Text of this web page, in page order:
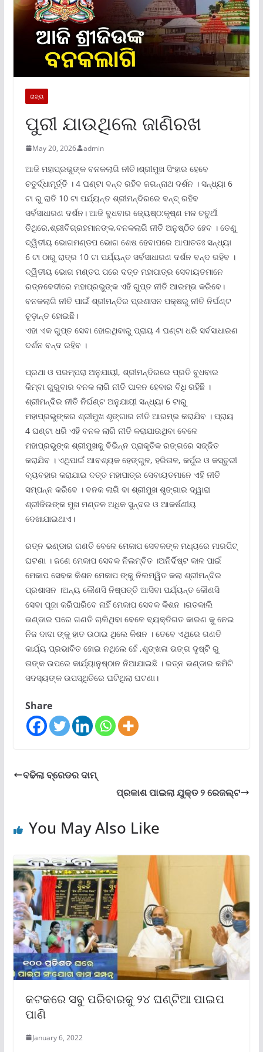
ରାଜ୍ୟ
ପୁରୀ ଯାଉଥିଲେ ଜାଣିରଖ
May 20, 2026 admin
ଆଜି ମହାପ୍ରଭୁଙ୍କ ବନକଲାଗି ନୀତି।ଶ୍ରୀମୁଖ ସିଂହାର ହେବେ
ଚତୁର୍ଦ୍ଧାମୂର୍ତ୍ତି । 4 ଘଣ୍ଟା ବନ୍ଦ ରହିବ ଜଗନ୍ନାଥ ଦର୍ଶନ । ସନ୍ଧ୍ୟା 6
ଟା ରୁ ରାତି 10 ଟା ପର୍ଯ୍ୟନ୍ତ ଶ୍ରୀମନ୍ଦିରରେ ବନ୍ଦ୍ ରହିବ
ସର୍ବସାଧାରଣ ଦର୍ଶନ। ଆଜି ବୁଧବାର ଜ୍ୟେଷ୍ଠ:କୃଷ୍ଣ ମଳ ଚତୁର୍ଥୀ
ତିଥିରେ,ଶ୍ରୀବିଗ୍ରହମାନଙ୍କ,ବନକଲାଗି ନୀତି ଅନୁଷ୍ଠିତ ହେବ । ତେଣୁ
ଦ୍ୱିତୀୟ ଭୋଗମଣ୍ଡପ ଭୋଗ ଶେଷ ହେବାପରେ ଆପାତତଃ ସନ୍ଧ୍ୟା
6 ଟା ଠାରୁ ରାତ୍ର 10 ଟା ପର୍ଯ୍ୟନ୍ତ ସର୍ବସାଧାରଣ ଦର୍ଶନ ବନ୍ଦ ରହିବ ।
ଦ୍ୱିତୀୟ ଭୋଗ ମଣ୍ତପ ପରେ ଦତ୍ତ ମହାପାତ୍ର ସେବାୟତମାନେ
ରତ୍ନବେଦୀରେ ମହାପ୍ରଭୁଙ୍କ ଏହି ଗୁପ୍ତ ନୀତି ଆରମ୍ଭ କରିବେ।
ବନକଲାଗି ନୀତି ପାଇଁ ଶ୍ରୀମନ୍ଦିର ପ୍ରଶାସନ ପକ୍ଷରୁ ନୀତି ନିର୍ଘଣ୍ଟ
ଚୂଡ଼ାନ୍ତ ହୋଇଛି।
ଏହା ଏକ ଗୁପ୍ତ ସେବା ହୋଇଥିବାରୁ ପ୍ରାୟ 4 ଘଣ୍ଟା ଧରି ସର୍ବସାଧାରଣ
ଦର୍ଶନ ବନ୍ଦ ରହିବ ।
ପ୍ରଥା ଓ ପରମ୍ପରା ଅନୁଯାୟୀ, ଶ୍ରୀମନ୍ଦିରରେ ପ୍ରତି ବୁଧବାର
କିମ୍ବା ଗୁରୁବାର ବନକ ଲାଗି ନୀତି ପାଳନ ହେବାର ବିଧି ରହିଛି ।
ଶ୍ରୀମନ୍ଦିର ନୀତି ନିର୍ଘଣ୍ଟ ଅନୁଯାୟୀ ସନ୍ଧ୍ୟା 6 ଟାରୁ
ମହାପ୍ରଭୁଙ୍କର ଶ୍ରୀମୁଖ ଶୃଙ୍ଗାର ନୀତି ଆରମ୍ଭ କରାଯିବ । ପ୍ରାୟ
4 ଘଣ୍ଟା ଧରି ଏହି ବନକ ଲାଗି ନୀତି କରାଯାଉଥିବା ବେଳେ
ମହାପ୍ରଭୁଙ୍କ ଶ୍ରୀମୁଖକୁ ବିଭିନ୍ନ ପ୍ରାକୃତିକ ରଙ୍ଗରେ ସଜ୍ଜିତ
କରାଯିବ । ଏଥିପାଇଁ ଆବଶ୍ୟକ ହେଙ୍ଗୁଳ, ହରିତାଳ, କର୍ପୁର ଓ କସ୍ତୁରୀ
ବ୍ୟବହାର କରାଯାଇ ଦତ୍ତ ମହାପାତ୍ର ସେବାୟତମାନେ ଏହି ନୀତି
ସମ୍ପନ୍ନ କରିବେ । ବନକ ଲାଗି ବା ଶ୍ରୀମୁଖ ଶୃଙ୍ଗାର ଦ୍ୱାରା
ଶ୍ରୀଜିଉଙ୍କ ମୁଖ ମଣ୍ତଳ ଅଧିକ ସୁନ୍ଦର ଓ ଆକର୍ଷଣୀୟ
ଦେଖାଯାଇଥାଏ।
ରତ୍ନ ଭଣ୍ଡାର ଗଣତି ବେଳେ ମେକାପ ସେବକଙ୍କ ମଧ୍ୟରେ ମାରପିଟ୍
ଘଟଣା । ଜଣେ ମେକାପ ସେବକ ନିଲମ୍ବିତ ।ଅନିର୍ଦିଷ୍ଟ କାଳ ପାଇଁ
ମେକାପ ସେବକ କିଶନ ମେକାପ ଙ୍କୁ ନିଲମ୍ୱିତ କଲା ଶ୍ରୀମନ୍ଦିର
ପ୍ରଶାସନ ।ଅନ୍ୟ କୌଣସି ନିଷ୍ପତ୍ତି ଆସିବା ପର୍ଯ୍ୟନ୍ତ କୌଣସି
ସେବା ପୂଜା କରିପାରିବେ ନାହିଁ ମେକାପ ସେବକ କିଶନ ।ଗତକାଲି
ଭଣ୍ଡାର ଘରେ ଗଣତି ଚାଲିଥିବା ବେଳେ ବ୍ୟକ୍ତିଗତ କାରଣ କୁ ନେଇ
ନିଜ ଦାଦା ଙ୍କୁ ହାତ ଉଠାଇ ଥିଲେ କିଶନ । ତେବେ ଏଥିରେ ଗଣତି
କାର୍ଯ୍ୟ ପ୍ରଭାବିତ ହୋଇ ନଥିଲେ ହେଁ ,ଶୃଙ୍ଖଳା ଭଙ୍ଗ ଦୃଷ୍ଟି ରୁ
ତାଙ୍କ ଉପରେ କାର୍ଯ୍ୟାନୁଷ୍ଠାନ ନିଆଯାଇଛି । ରତ୍ନ ଭଣ୍ଡାର କମିଟି
ସଦସ୍ୟଙ୍କ ଉପସ୍ଥିତିରେ ଘଟିଥିଲା ଘଟଣା।
Share
ବଢିଲା ବ୍ରେଡର ଦାମ୍
ପ୍ରକାଶ ପାଇଲା ଯୁକ୍ତ ୨ ରେଜଲ୍ଟ
You May Also Like
କଟକରେ ସବୁ ପରିବାରକୁ ୨୪ ଘଣ୍ଟିଆ ପାଇପ
ପାଣି
January 6, 2022